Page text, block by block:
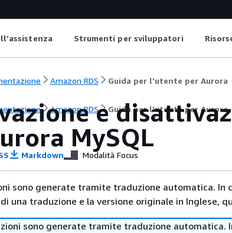
Strumenti per sviluppatori
Amazon RDS Guida per l'utente per Aurora
Amazon RDS Guida per l'utente per Aurora
e
MySQL
Markdown Modalità Focus
sono generate tramite traduzione automatica. In
una traduzione e la versione originale in Inglese,
sono generate tramite traduzione automatica.